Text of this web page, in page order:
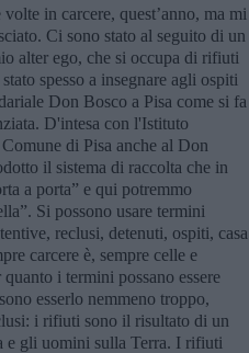
in carcere, quest’anno, ma mi
Ci sono stato al seguito di un
alter ego, che si occupa di rifiuti
spesso a insegnare agli ospiti
Don Bosco a Pisa come si fa
D'intesa con l'Istituto
di Pisa anche al Don
il sistema di raccolta che in
a porta” e qui potremmo
Si possono usare termini
reclusi, detenuti, ospiti, casa
carcere è, sempre celle e
i termini possano essere
esserlo nemmeno troppo,
i rifiuti sono il risultato di un
e gli uomini sulla Terra. I rifiuti